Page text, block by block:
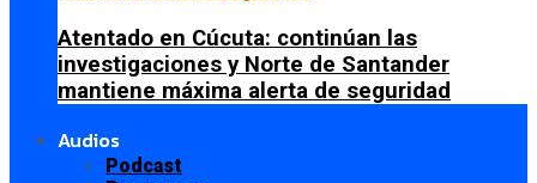
Atentado en Cúcuta: continúan las
investigaciones y Norte de Santander
mantiene máxima alerta de seguridad
Audios
Podcast